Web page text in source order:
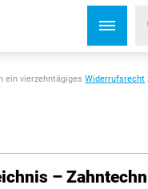
ein vierzehntägigesWiderrufsrecht
–